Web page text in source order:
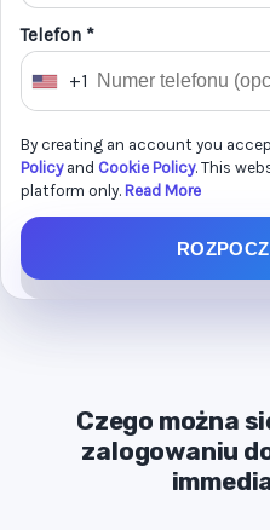
Telefon *
U
i
t
e
S
+1
By creating an account you
Policyand Cookie Policy. This
platform only. Read More
Czego można
zalogowaniu